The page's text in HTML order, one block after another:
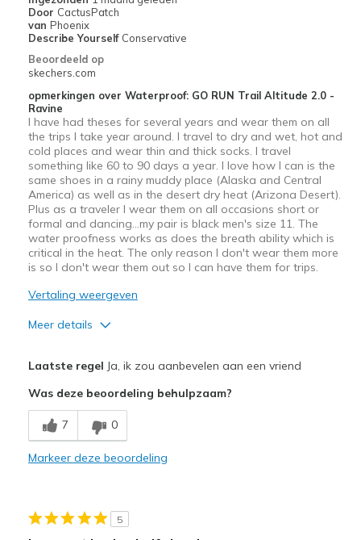
View On Shoes I'm Really Into Shoes
Door CactusPatch
van Phoenix
Describe Yourself Conservative
Beoordeeld op
skechers.com
opmerkingen over Waterproof: GO RUN Trail Altitude 2.0 -
Ravine
I have had theses for several years and wear them on all
the trips I take year around. I travel to dry and wet, hot and
cold places and wear thin and thick socks. I travel
something like 60 to 90 days a year. I love how I can is the
same shoes in a rainy muddy place (Alaska and Central
America) as well as in the desert dry heat (Arizona Desert).
Plus as a traveler I wear them on all occasions short or
formal and dancing…my pair is black men's size 11. The
water proofness works as does the breath ability which is
critical in the heat. The only reason I don't wear them more
is so I don't wear them out so I can have them for trips.
Vertaling weergeven
Meer details
Breathe Well
Comfortable
Beste toepassingen
Laatste regel Ja, ik zou aanbevelen aan een vriend
Was deze beoordeling behulpzaam?
7 0
Markeer deze beoordeling
5